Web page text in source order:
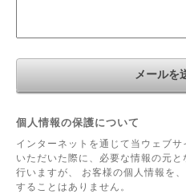
個人情報の保護について
インターネットを通じて当ウェブ
いただいた際に、必要な情報の元
行いますが、 お客様の個人情報を
することはありません。